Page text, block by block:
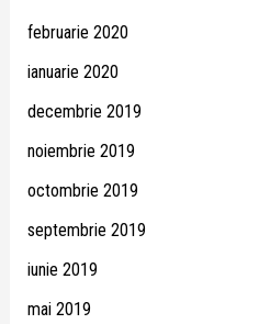
februarie 2020
ianuarie 2020
decembrie 2019
noiembrie 2019
octombrie 2019
septembrie 2019
iunie 2019
mai 2019